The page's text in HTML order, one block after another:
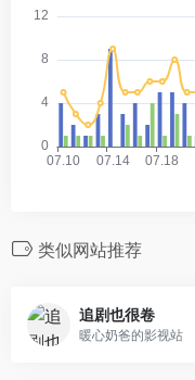
类似网站推荐
追剧也很卷
暖心奶爸的影视站